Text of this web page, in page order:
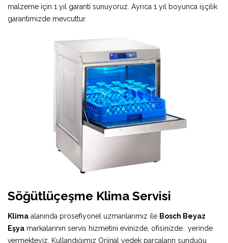
malzeme için 1 yıl garanti sunuyoruz. Ayrıca 1 yıl boyunca işçilik
garantimizde mevcuttur.
Söğütlüçeşme Klima Servisi
Klima alanında prosefiyonel uzmanlarımız ile Bosch Beyaz
Eşya markalarının servis hizmetini evinizde, ofisinizde.. yerinde
vermekteyiz. Kullandığımız Orjinal yedek parçaların sunduğu